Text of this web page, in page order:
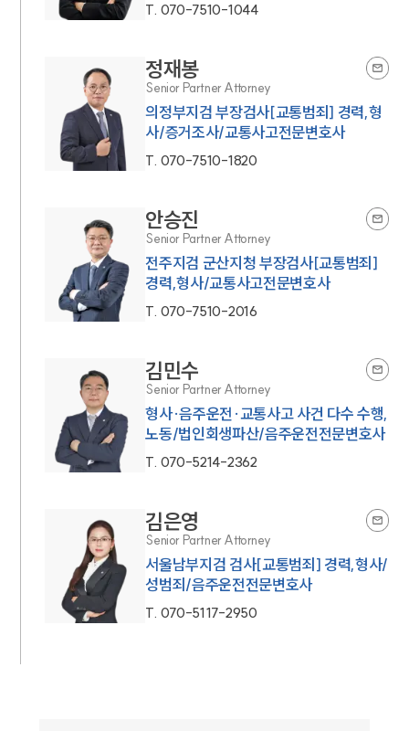
T. 070-7510-1044
정재봉
Senior Partner Attorney
의정부지검 부장검사[교통범죄] 경력,형
사/증거조사/교통사고전문변호사
T. 070-7510-1820
안승진
Senior Partner Attorney
전주지검 군산지청 부장검사[교통범죄]
경력,형사/교통사고전문변호사
T. 070-7510-2016
김민수
Senior Partner Attorney
형사·음주운전·교통사고 사건 다수 수행,
노동/법인회생파산/음주운전전문변호사
T. 070-5214-2362
김은영
Senior Partner Attorney
서울남부지검 검사[교통범죄] 경력,형사/
성범죄/음주운전전문변호사
T. 070-5117-2950